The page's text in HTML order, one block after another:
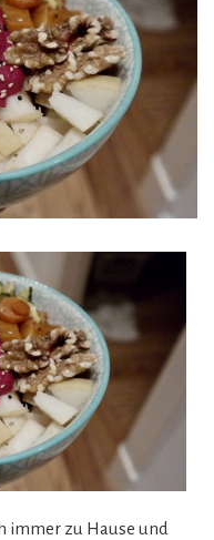
immer zu Hause und